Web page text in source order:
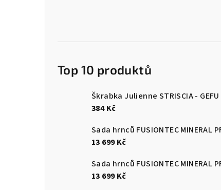
Top 10 produktů
384 Kč
13 699 Kč
13 699 Kč